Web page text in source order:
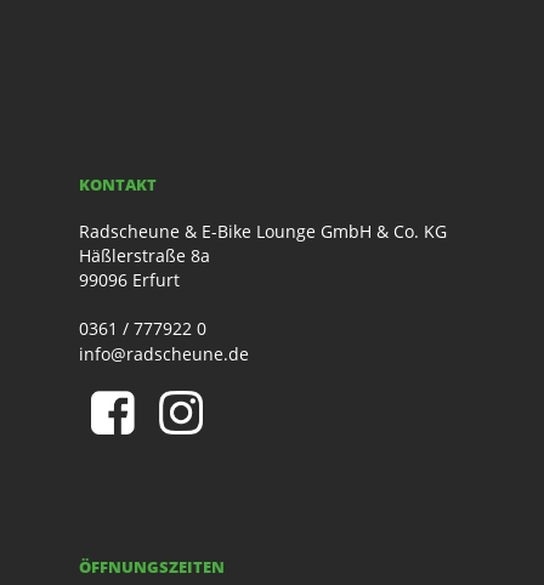
KONTAKT
Radscheune & E-Bike Lounge GmbH & Co. KG
Häßlerstraße 8a
99096 Erfurt
0361 / 777922 0
info@radscheune.de
ÖFFNUNGSZEITEN